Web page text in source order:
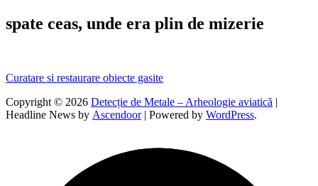
spate ceas, unde era plin de mizerie
Navigare
în
articole
Curatare si restaurare obiecte gasite
Copyright © 2026 Detecție de Metale – Arheologie aviatică |
Headline News by Ascendoor| Powered by WordPress.